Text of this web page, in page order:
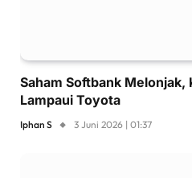
Saham Softbank Melonjak,
Lampaui Toyota
Iphan S 3 Juni 2026 | 01:37